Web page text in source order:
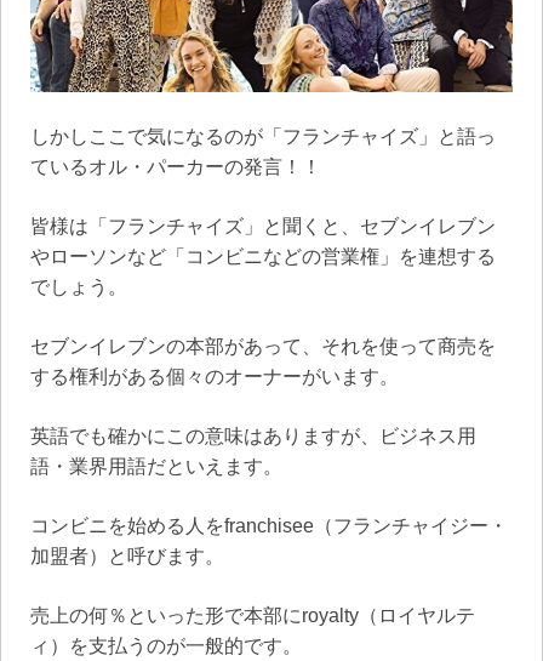
しかしここで気になるのが「フランチャイズ」と語っ
ているオル・パーカーの発言！！
皆様は「フランチャイズ」と聞くと、セブンイレブン
やローソンなど「コンビニなどの営業権」を連想する
でしょう。
セブンイレブンの本部があって、それを使って商売を
する権利がある個々のオーナーがいます。
英語でも確かにこの意味はありますが、ビジネス用
語・業界用語だといえます。
コンビニを始める人をfranchisee（フランチャイジー・
加盟者）と呼びます。
売上の何％といった形で本部にroyalty（ロイヤルテ
ィ）を支払うのが一般的です。